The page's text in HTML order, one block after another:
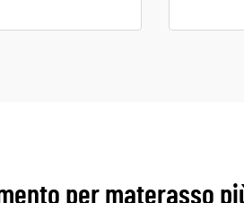
per materasso